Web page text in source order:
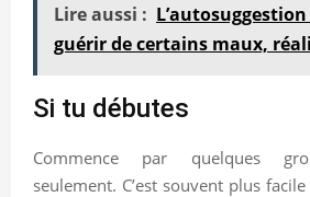
Lire aussi :
guérir de certains maux,
Si tu débutes
Commence par quelques
seulement. C’est souvent plus